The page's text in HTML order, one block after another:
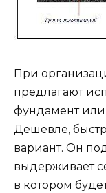
При
предлагают
фундамент или
Дешевле,
вариант. Он
выдерживает
в котором